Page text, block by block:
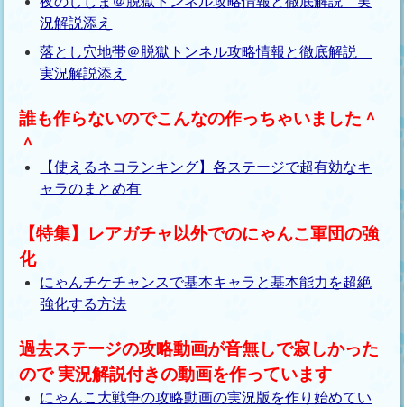
況解説添え
落とし穴地帯＠脱獄トンネル攻略情報と徹底解説
実況解説添え
誰も作らないのでこんなの作っちゃいました＾
＾
【使えるネコランキング】各ステージで超有効なキ
ャラのまとめ有
【特集】レアガチャ以外でのにゃんこ軍団の強
化
にゃんチケチャンスで基本キャラと基本能力を超絶
強化する方法
過去ステージの攻略動画が音無しで寂しかった
ので 実況解説付きの動画を作っています
にゃんこ大戦争の攻略動画の実況版を作り始めてい